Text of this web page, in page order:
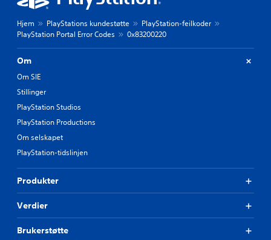
Hjem PlayStations kundestøtte
PlayStation-feilkoder
PlayStation Portal Error Codes
0x83200220
Om
Om SIE
Stillinger
PlayStation Studios
PlayStation Productions
Om selskapet
PlayStation-tidslinjen
Produkter
Verdier
Brukerstøtte